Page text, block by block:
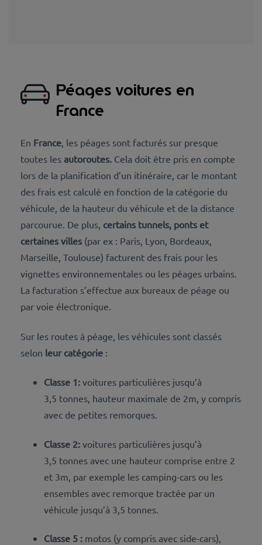
Péages voitures en
France
En France, les péages sont facturés sur presque
toutes les autoroutes. Cela doit être pris en compte
lors de la planification d’un itinéraire, car le montant
des frais est calculé en fonction de la catégorie du
véhicule, de la hauteur du véhicule et de la distance
parcourue. De plus, certains tunnels, ponts et
certaines villes (par ex : Paris, Lyon, Bordeaux,
Marseille, Toulouse) facturent des frais pour les
vignettes environnementales ou les péages urbains.
La facturation s’effectue aux bureaux de péage ou
par voie électronique.
Sur les routes à péage, les véhicules sont classés
selon leur catégorie :
Classe 1: voitures particulières jusqu’à
3,5 tonnes, hauteur maximale de 2m, y compris
avec de petites remorques.
Classe 2: voitures particulières jusqu’à
3,5 tonnes avec une hauteur comprise entre 2
et 3m, par exemple les camping-cars ou les
ensembles avec remorque tractée par un
véhicule jusqu’à 3,5 tonnes.
Classe 5 : motos (y compris avec side-cars),